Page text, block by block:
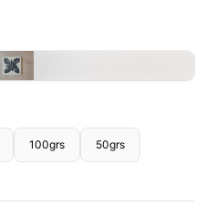
Orton100grs 50grs